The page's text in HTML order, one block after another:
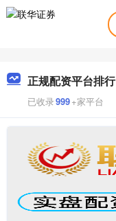
正规配资平台排行
已收录999+家平台